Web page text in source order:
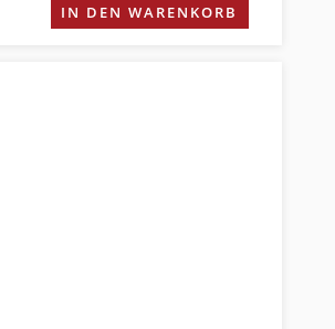
IN DEN WARENKORB